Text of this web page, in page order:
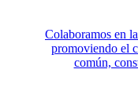
Colaboramos en
promoviendo el
común,